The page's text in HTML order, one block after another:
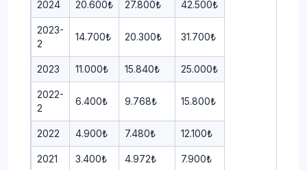
2024 20.600₺ 27.800₺ 42.500₺
2023-
2
14.700₺ 20.300₺ 31.700₺
2023 11.000₺ 15.840₺ 25.000₺
2022-
2
6.400₺ 9.768₺ 15.800₺
2022 4.900₺ 7.480₺ 12.100₺
2021 3.400₺ 4.972₺ 7.900₺